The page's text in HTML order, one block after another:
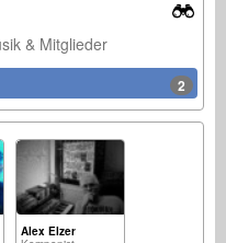
& Mitglieder
2
Alex Elzer